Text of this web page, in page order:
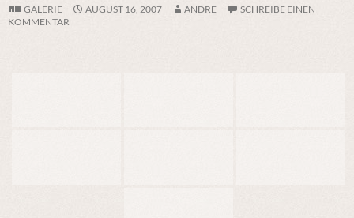
GALERIE AUGUST 16, 2007 ANDRE
SCHREIBE EINEN
KOMMENTAR